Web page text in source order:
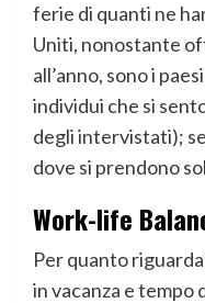
ferie di quanti ne
Uniti, nonostante
all’anno, sono i
individui che si
degli intervistati);
dove si prendono
Work-life
Per quanto
in vacanza e tempo